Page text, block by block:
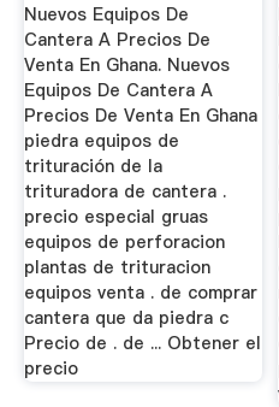
Nuevos Equipos De
Cantera A Precios De
Venta En Ghana. Nuevos
Equipos De Cantera A
Precios De Venta En Ghana
piedra equipos de
trituración de la
trituradora de cantera .
precio especial gruas
equipos de perforacion
plantas de trituracion
equipos venta . de comprar
cantera que da piedra c
Precio de . de ... Obtener el
precio